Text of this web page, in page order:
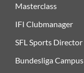
Masterclass
IFI Clubmanager
SFL Sports Director
Bundesliga Campus